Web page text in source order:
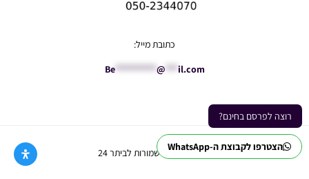
הצטרפו לקבוצת ה-WhatsApp
רוצה לפרסם בחינם?
כתובת מייל:
Be********** @ *** il.com
Ⓒ כל הזכויות שמורות לביתר 24